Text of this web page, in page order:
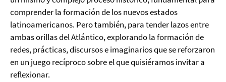
comprender la formación de los nuevos estados
latinoamericanos. Pero también, para tender lazos entre
ambas orillas del Atlántico, explorando la formación de
redes, prácticas, discursos e imaginarios que se reforzaron
en un juego recíproco sobre el que quisiéramos invitar a
reflexionar.